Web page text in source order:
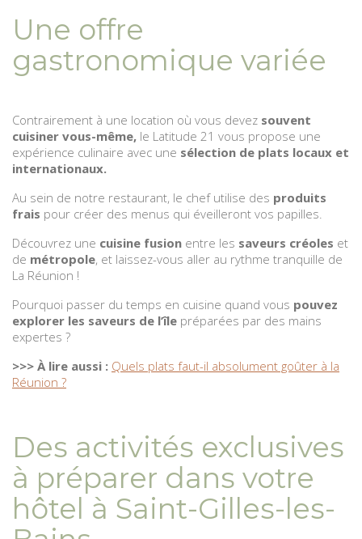
Une offre
gastronomique variée
Contrairement à une location où vous devez souvent
cuisiner vous-même, le Latitude 21 vous propose une
expérience culinaire avec une sélection de plats locaux et
internationaux.
Au sein de notre restaurant, le chef utilise des produits
frais pour créer des menus qui éveilleront vos papilles.
Découvrez une cuisine fusion entre les saveurs créoles et
de métropole, et laissez-vous aller au rythme tranquille de
La Réunion !
Pourquoi passer du temps en cuisine quand vous pouvez
explorer les saveurs de l’île préparées par des mains
expertes ?
>>> À lire aussi : Quels plats faut-il absolument goûter à la
Réunion ?
Des activités exclusives
à préparer dans votre
hôtel à Saint-Gilles-les-